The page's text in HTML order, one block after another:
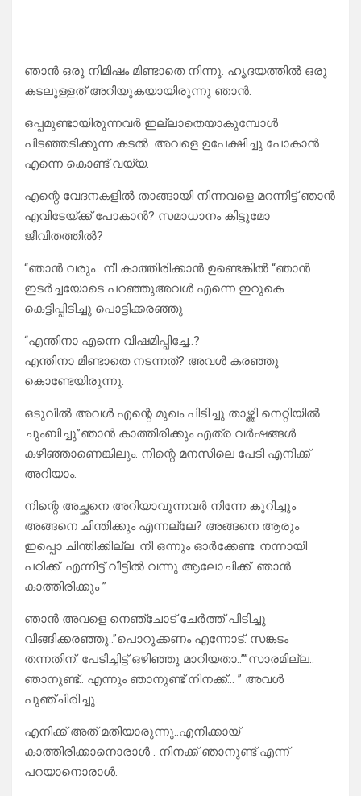
ഞാൻ ഒരു നിമിഷം മിണ്ടാതെ നിന്നു. ഹൃദയത്തിൽ ഒരു
കടലുള്ളത് അറിയുകയായിരുന്നു ഞാൻ.
ഒപ്പമുണ്ടായിരുന്നവർ ഇല്ലാതെയാകുമ്പോൾ
പിടഞ്ഞടിക്കുന്ന കടൽ. അവളെ ഉപേക്ഷിച്ചു പോകാൻ
എന്നെ കൊണ്ട് വയ്യ.
എന്റെ വേദനകളിൽ താങ്ങായി നിന്നവളെ മറന്നിട്ട് ഞാൻ
എവിടേയ്ക്ക് പോകാൻ? സമാധാനം കിട്ടുമോ
ജീവിതത്തിൽ?
“ഞാൻ വരും.. നീ കാത്തിരിക്കാൻ ഉണ്ടെങ്കിൽ “ഞാൻ
ഇടർച്ചയോടെ പറഞ്ഞുഅവൾ എന്നെ ഇറുകെ
കെട്ടിപ്പിടിച്ചു പൊട്ടിക്കരഞ്ഞു
“എന്തിനാ എന്നെ വിഷമിപ്പിച്ചേ..?
എന്തിനാ മിണ്ടാതെ നടന്നത്? അവൾ കരഞ്ഞു
കൊണ്ടേയിരുന്നു.
ഒടുവിൽ അവൾ എന്റെ മുഖം പിടിച്ചു താഴ്ത്തി നെറ്റിയിൽ
ചുംബിച്ചു”ഞാൻ കാത്തിരിക്കും എത്ര വർഷങ്ങൾ
കഴിഞ്ഞാണെങ്കിലും. നിന്റെ മനസിലെ പേടി എനിക്ക്
അറിയാം.
നിന്റെ അച്ഛനെ അറിയാവുന്നവർ നിന്നേ കുറിച്ചും
അങ്ങനെ ചിന്തിക്കും എന്നല്ലേ? അങ്ങനെ ആരും
ഇപ്പൊ ചിന്തിക്കില്ല. നീ ഒന്നും ഓർക്കേണ്ട. നന്നായി
പഠിക്ക്. എന്നിട്ട് വീട്ടിൽ വന്നു ആലോചിക്ക്. ഞാൻ
കാത്തിരിക്കും ”
ഞാൻ അവളെ നെഞ്ചോട് ചേർത്ത് പിടിച്ചു
വിങ്ങിക്കരഞ്ഞു..”പൊറുക്കണം എന്നോട്. സങ്കടം
തന്നതിന്. പേടിച്ചിട്ട് ഒഴിഞ്ഞു മാറിയതാ..””സാരമില്ല..
ഞാനുണ്ട്.. എന്നും ഞാനുണ്ട് നിനക്ക്… ” അവൾ
പുഞ്ചിരിച്ചു.
എനിക്ക് അത് മതിയാരുന്നു..എനിക്കായ്
കാത്തിരിക്കാനൊരാൾ . നിനക്ക് ഞാനുണ്ട് എന്ന്
പറയാനൊരാൾ.